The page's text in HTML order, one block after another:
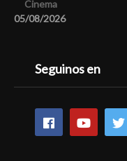
Cinema
05/08/2026
Seguinos en